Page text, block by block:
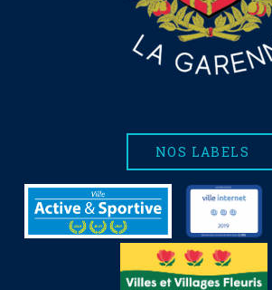
NOS LABELS